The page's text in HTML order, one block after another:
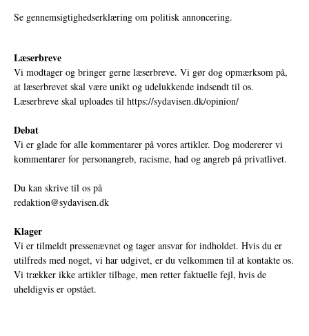
Se gennemsigtighedserklæring om politisk annoncering.
Læserbreve
Vi modtager og bringer gerne læserbreve. Vi gør dog opmærksom på,
at læserbrevet skal være unikt og udelukkende indsendt til os.
Læserbreve skal uploades til https://sydavisen.dk/opinion/
Debat
Vi er glade for alle kommentarer på vores artikler. Dog modererer vi
kommentarer for personangreb, racisme, had og angreb på privatlivet.
Du kan skrive til os på
redaktion@sydavisen.dk
Klager
Vi er tilmeldt pressenævnet og tager ansvar for indholdet. Hvis du er
utilfreds med noget, vi har udgivet, er du velkommen til at kontakte os.
Vi trækker ikke artikler tilbage, men retter faktuelle fejl, hvis de
uheldigvis er opstået.